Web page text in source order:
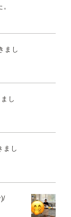
まし
し
まし